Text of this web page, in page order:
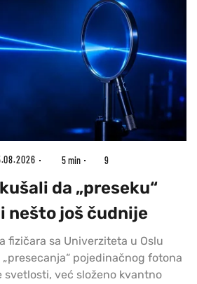
5 min 9
da „preseku“
nešto još čudnije
fizičara sa Univerziteta u Oslu
pojedinačnog fotona
svetlosti, već složeno kvantno